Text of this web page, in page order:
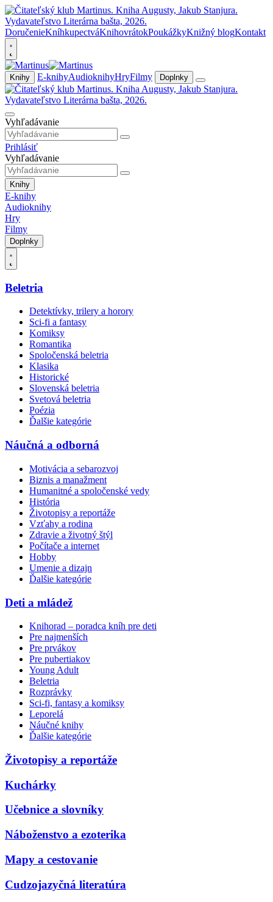
DoručenieKníhkupectváKnihovrátokPoukážkyKnižný blogKontakt
Knihy E-knihyAudioknihyHryFilmy Doplnky
Vyhľadávanie
Prihlásiť
Vyhľadávanie
Knihy
E-knihy
Audioknihy
Hry
Filmy
Doplnky
Beletria
Detektívky, trilery a horory
Sci-fi a fantasy
Komiksy
Romantika
Spoločenská beletria
Klasika
Historické
Slovenská beletria
Svetová beletria
Poézia
Ďalšie kategórie
Náučná a odborná
Motivácia a sebarozvoj
Biznis a manažment
Humanitné a spoločenské vedy
História
Životopisy a reportáže
Vzťahy a rodina
Zdravie a životný štýl
Počítače a internet
Hobby
Umenie a dizajn
Ďalšie kategórie
Deti a mládež
Knihorad – poradca kníh pre deti
Pre najmenších
Pre prvákov
Pre pubertiakov
Young Adult
Beletria
Rozprávky
Sci-fi, fantasy a komiksy
Leporelá
Náučné knihy
Ďalšie kategórie
Životopisy a reportáže
Kuchárky
Učebnice a slovníky
Náboženstvo a ezoterika
Mapy a cestovanie
Cudzojazyčná literatúra